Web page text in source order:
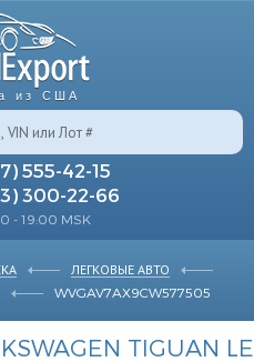
из США
555-42-15
300-22-66
- 19:00 MSK
ЛЕГКОВЫЕ АВТО
WVGAV7AX9CW577505
TIGUAN LE